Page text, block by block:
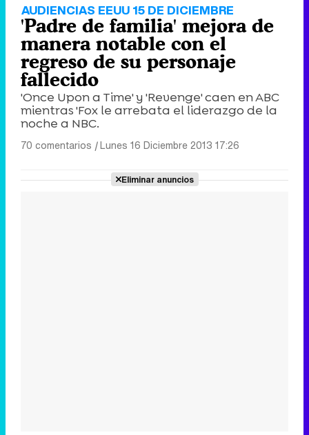
AUDIENCIAS EEUU 15 DE DICIEMBRE
'Padre de familia' mejora de
manera notable con el
regreso de su personaje
fallecido
'Once Upon a Time' y 'Revenge' caen en ABC
mientras 'Fox le arrebata el liderazgo de la
noche a NBC.
70 comentarios |Lunes 16 Diciembre 2013 17:26
Eliminar anuncios